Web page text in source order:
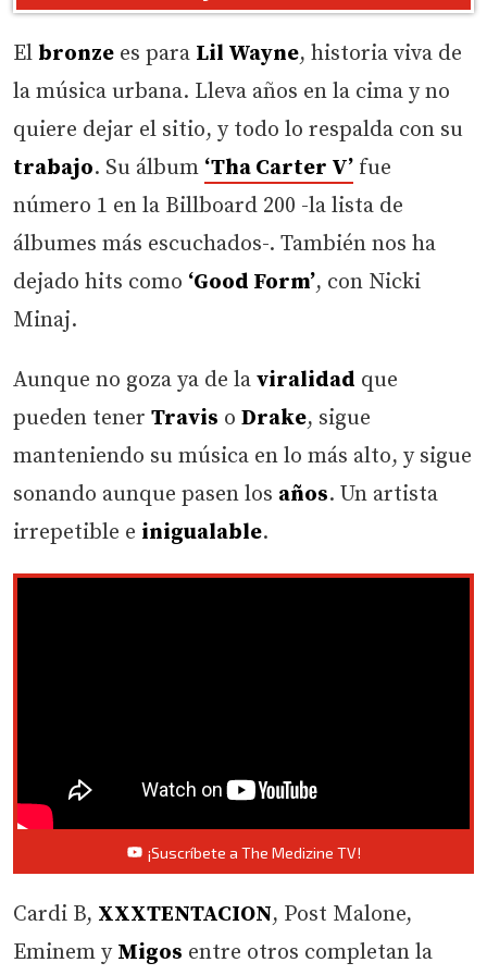
El bronze es para Lil Wayne, historia viva de
la música urbana. Lleva años en la cima y no
quiere dejar el sitio, y todo lo respalda con su
trabajo. Su álbum ‘Tha Carter V’ fue
número 1 en la Billboard 200 -la lista de
álbumes más escuchados-. También nos ha
dejado hits como ‘Good Form’, con Nicki
Minaj.
Aunque no goza ya de la viralidad que
pueden tener Travis o Drake, sigue
manteniendo su música en lo más alto, y sigue
sonando aunque pasen los años. Un artista
irrepetible e inigualable.
¡Suscríbete a The Medizine TV!
Cardi B, XXXTENTACION, Post Malone,
Eminem y Migos entre otros completan la